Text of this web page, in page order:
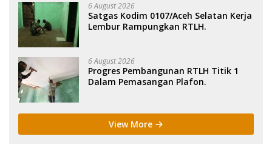
6 August 2026
Satgas Kodim 0107/Aceh Selatan Kerja
Lembur Rampungkan RTLH.
6 August 2026
Progres Pembangunan RTLH Titik 1
Dalam Pemasangan Plafon.
View More